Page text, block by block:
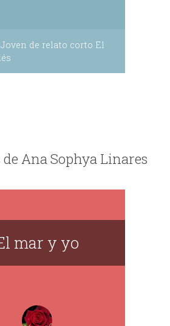
de relato corto El
Ana Sophya Linares
mar y yo